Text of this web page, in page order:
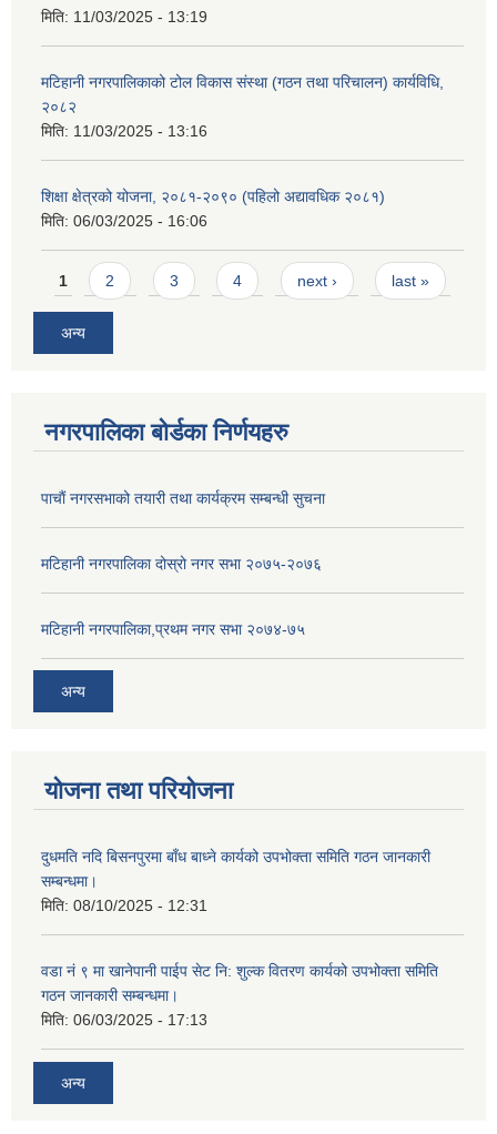
मिति: 11/03/2025 - 13:19
मटिहानी नगरपालिकाको टोल विकास संस्था (गठन तथा परिचालन) कार्यविधि,
२०८२
मिति: 11/03/2025 - 13:16
शिक्षा क्षेत्रको योजना, २०८१-२०९० ‌‍(पहिलो अद्यावधिक २०८१)
मिति: 06/03/2025 - 16:06
Pages
1 2 3 4 next › last »
अन्य
नगरपालिका बोर्डका निर्णयहरु
पाचाैं नगरसभाको तयारी तथा कार्यक्रम सम्बन्धी सुचना
मटिहानी नगरपालिका दोस्रो नगर सभा २०७५-२०७६
मटिहानी नगरपालिका,प्रथम नगर सभा २०७४-७५
अन्य
योजना तथा परियोजना
दुधमति नदि बिसनपुरमा बाँध बाध्ने कार्यको उपभोक्ता समिति गठन जानकारी
सम्बन्धमा।
मिति: 08/10/2025 - 12:31
वडा नं ९ मा खानेपानी पाईप सेट नि: शुल्क वितरण कार्यको उपभोक्ता समिति
गठन जानकारी सम्बन्धमा।
मिति: 06/03/2025 - 17:13
अन्य